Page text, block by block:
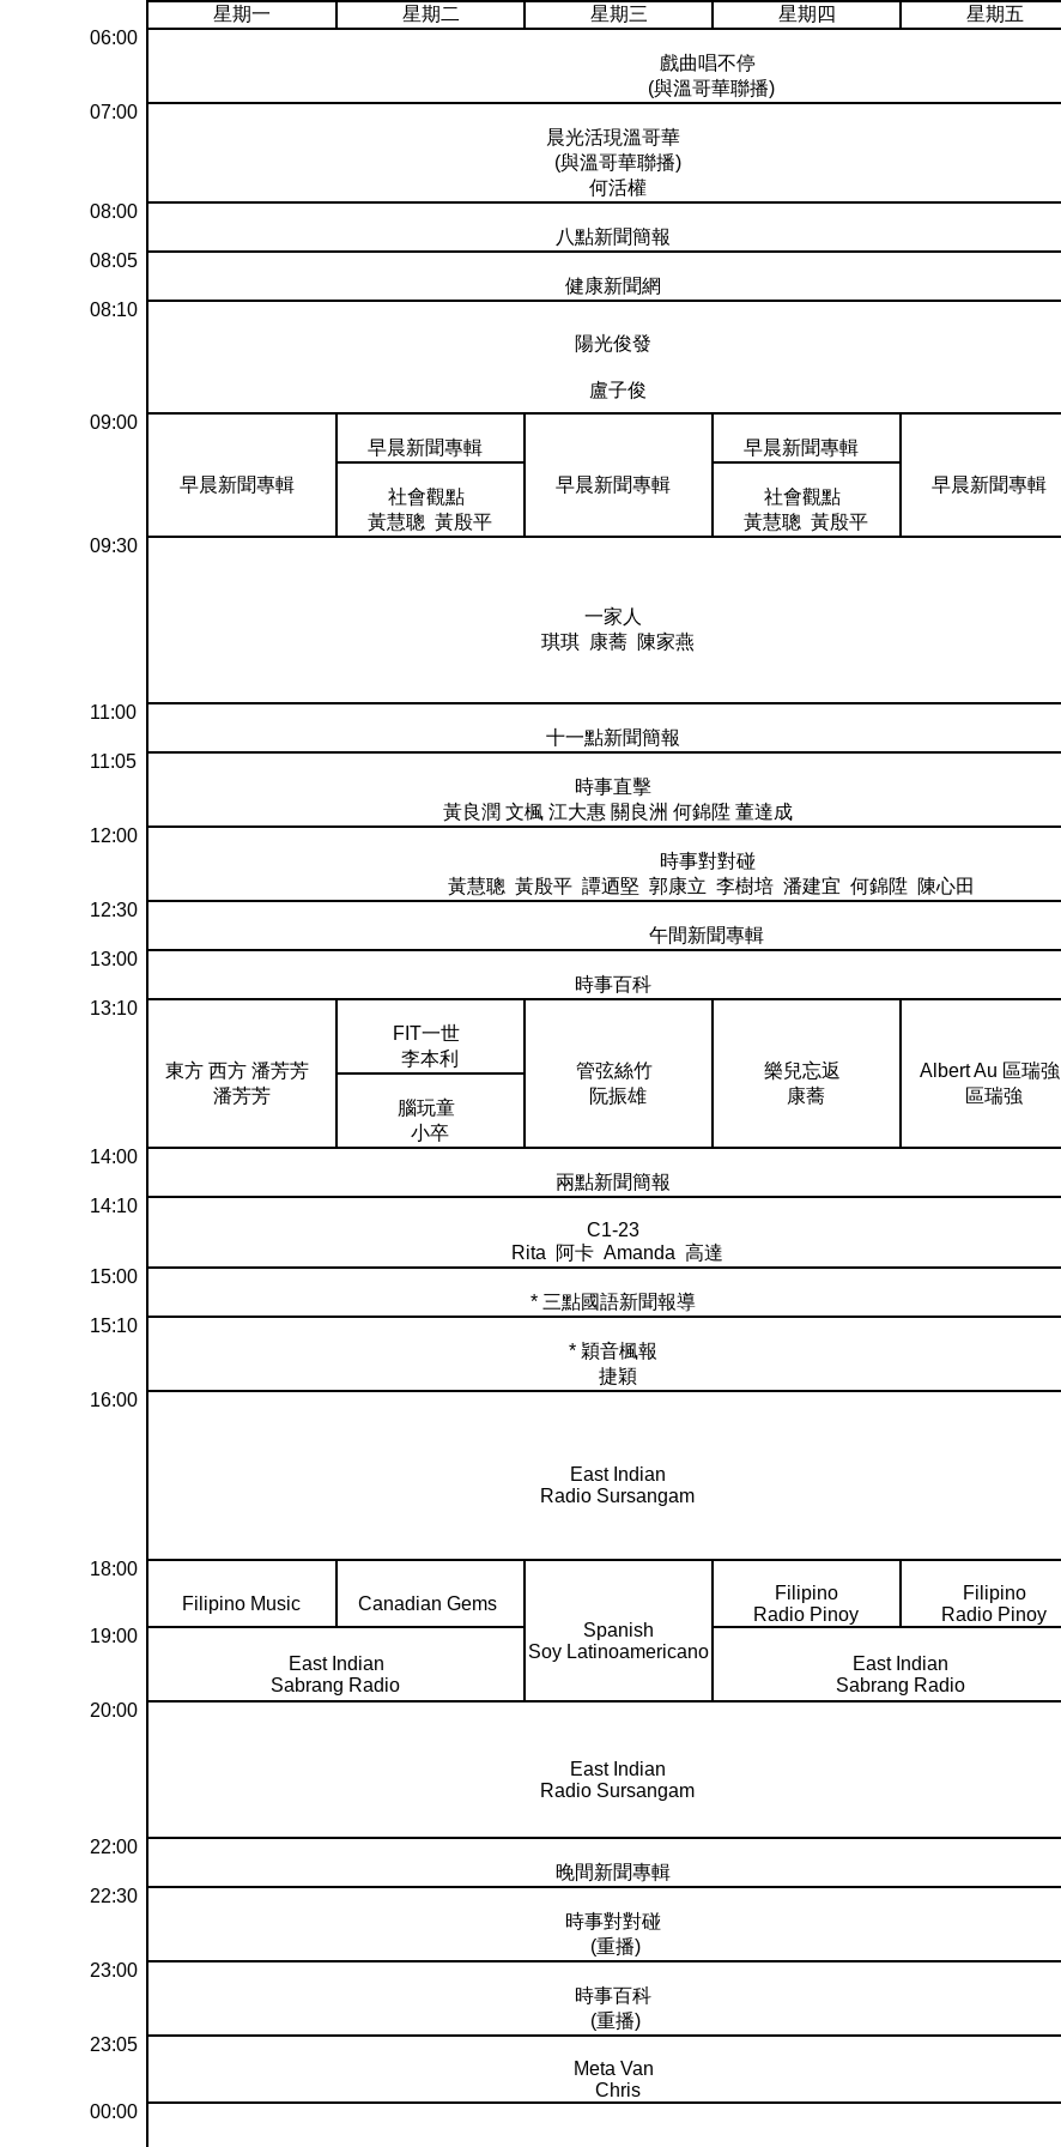
星期一 星期二 星期三 星期四 星期五
06:00
戲曲唱不停
(與溫哥華聯播)
07:00
晨光活現溫哥華
(與溫哥華聯播)
何活權
08:00
八點新聞簡報
08:05
健康新聞網
08:10
陽光俊發
盧子俊
09:00
早晨新聞專輯
早晨新聞專輯
早晨新聞專輯
早晨新聞專輯
早晨新聞專輯
社會觀點
黃慧聰 黃殷平
社會觀點
黃慧聰 黃殷平
09:30
一家人
琪琪 康蕎 陳家燕
11:00
十一點新聞簡報
11:05
時事直擊
黃良潤 文楓 江大惠 關良洲 何錦陞 董達成
12:00
時事對對碰
黃慧聰 黃殷平 譚迺堅 郭康立 李樹培 潘建宜 何錦陞 陳心田
12:30
午間新聞專輯
13:00
時事百科
13:10
東方 西方 潘芳芳
潘芳芳
FIT一世
李本利
管弦絲竹
阮振雄
樂兒忘返
康蕎
Albert Au 區瑞強
區瑞強
腦玩童
小卒
14:00
兩點新聞簡報
14:10
C1-23
Rita 阿卡 Amanda 高達
15:00
* 三點國語新聞報導
15:10
* 穎音楓報
捷穎
16:00
East Indian
Radio Sursangam
18:00
Filipino Music
Canadian Gems
Spanish
Soy Latinoamericano
Filipino
Radio Pinoy
Filipino
Radio Pinoy
19:00
East Indian
Sabrang Radio
East Indian
Sabrang Radio
20:00
East Indian
Radio Sursangam
22:00
晚間新聞專輯
22:30
時事對對碰
(重播)
23:00
時事百科
(重播)
23:05
Meta Van
Chris
00:00